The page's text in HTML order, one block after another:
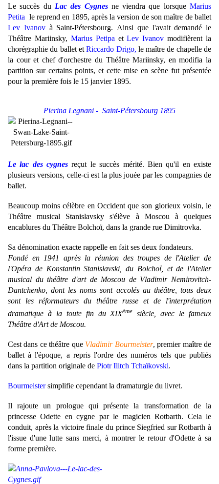
Le succès du Lac des Cygnesne viendra que lorsqueMarius
Petita le reprend en 1895, après la version de son maître de ballet
Lev Ivanovà Saint-Pétersbourg. Ainsi que l'avait demandé le
Théâtre Mariinsky, Marius Petipa etLev Ivanov modifièrent la
chorégraphie du ballet etRiccardo Drigo, le maître de chapelle de
la cour et chef d'orchestre du Théâtre Mariinsky, en modifia la
partition sur certains points, et cette mise en scène fut présentée
pour la première fois le 15 janvier 1895.
Pierina Legnani - Saint-Pétersbourg 1895
Le lac des cygnes reçut le succès mérité. Bien qu'il en existe
plusieurs versions, celle-ci est la plus jouée par les compagnies de
ballet.
Beaucoup moins célèbre en Occident que son glorieux voisin, le
Théâtre musical Stanislavsky s'élève à Moscou à quelques
encablures du Théâtre Bolchoï, dans la grande rue Dimitrovka.
Sa dénomination exacte rappelle en fait ses deux fondateurs.
Fondé en 1941 après la réunion des troupes de l'Atelier de
l'Opéra de KonstantinStanislavski, du Bolchoï, et de l'Atelier
musical du théâtre d'art de Moscou de Vladimir Nemirovitch-
Dantchenko, dont les noms sont accolés au théâtre, tous deux
sont les réformateurs du théâtre russe et de l'interprétation
dramatique à la toute fin du XIXème siècle, avec le fameux
Théâtre d'Art de Moscou.
Cest dans ce théâtre que Vladimir Bourmeister, premier maître de
ballet à l'époque, a repris l'ordre des numéros tels que publiés
dans la partition originale de Piotr Ilitch Tchaïkovski.
Bourmeistersimplifie cependant la dramaturgie du livret.
Il rajoute un prologue qui présente la transformation de la
princesse Odette en cygne par le magicien Rotbarth. Cela le
conduit, après la victoire finale du prince Siegfried sur Rotbarth à
l'issue d'une lutte sans merci, à montrer le retour d'Odette à sa
forme première.